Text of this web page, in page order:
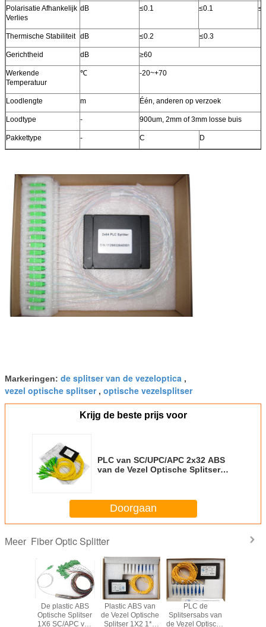
Polarisatie Afhankelijk
Verlies
dB ≤0.1 ≤0.1
Thermische Stabiliteit dB ≤0.2 ≤0.3
Gerichtheid dB ≥60
Werkende
Temperatuur
℃ -20~+70
Loodlengte m Één, anderen op verzoek
Loodtype - 900um, 2mm of 3mm losse buis
Pakkettype - C D
Markeringen: de splitser van de vezeloptica ,
vezel optische splitser, optische vezelsplitser
Krijg de beste prijs voor
PLC van SC/UPC/APC 2x32 ABS
van de Vezel Optische Splitser
Doorgaan
Meer Fiber Optic Splitter
De plastic ABS
Optische Splitser
1X6 SC/APC van
Plastic ABS van
de Vezel Optische
Splitser 1X2 1*4
PLC de
Splitsersabs van
de Vezel Optische